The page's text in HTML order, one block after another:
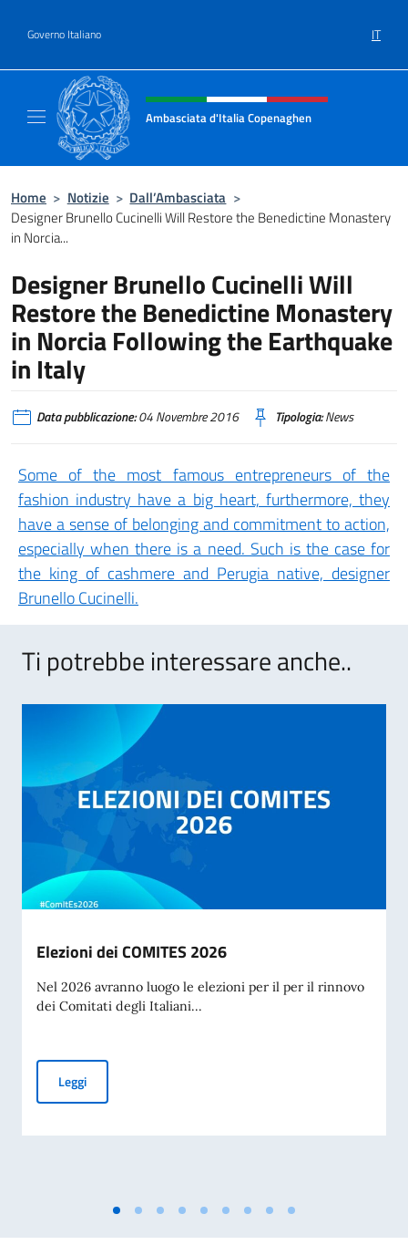
Governo Italiano IT
Intestazione sito, social e menù
Ambasciata d'Italia Copenaghen
Home > Notizie > Dall’Ambasciata >
Designer Brunello Cucinelli Will Restore the Benedictine Monastery
in Norcia...
Designer Brunello Cucinelli Will
Restore the Benedictine Monastery
in Norcia Following the Earthquake
in Italy
Data pubblicazione:04 Novembre 2016 Tipologia:News
Some of the most famous entrepreneurs of the
fashion industry have a big heart, furthermore, they
have a sense of belonging and commitment to action,
especially when there is a need. Such is the case for
the king of cashmere and Perugia native, designer
Brunello Cucinelli.
Ti potrebbe interessare anche..
Elezioni dei COMITES 2026
Nel 2026 avranno luogo le elezioni per il per il rinnovo
dei Comitati degli Italiani...
LeggiElezioni dei COMITES 2026